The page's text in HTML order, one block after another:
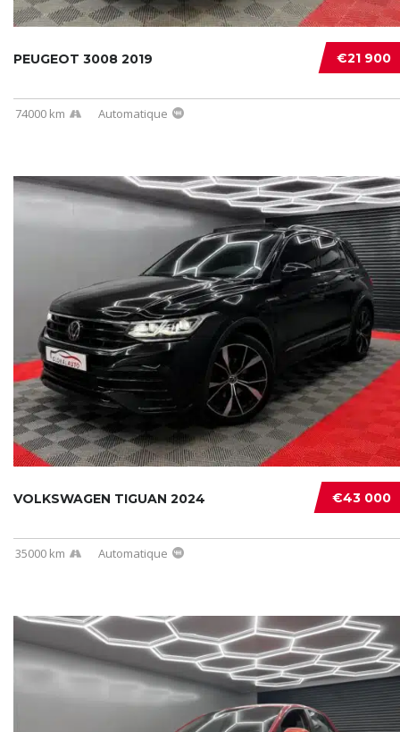
€21 900
PEUGEOT 3008 2019
74000 km Automatique
€43 000
VOLKSWAGEN TIGUAN 2024
35000 km Automatique